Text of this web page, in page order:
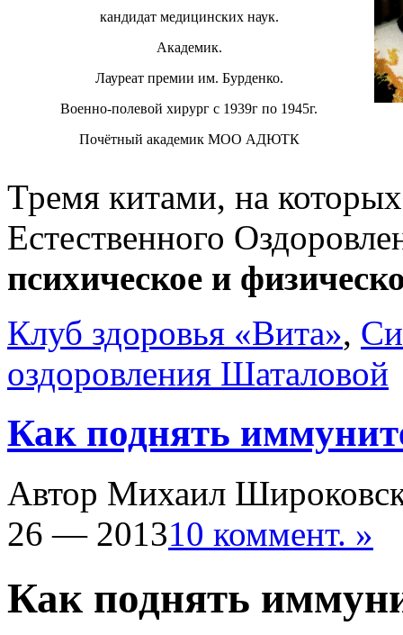
кандидат медицинских наук.
Академик.
Лауреат премии им. Бурденко.
Военно-полевой хирург с 1939г по 1945г.
Почётный академик МОО АДЮТК
Тремя китами, на
Естественного
психическое и
Клуб здоровья «Вита»,
оздоровления Шаталовой
Как поднять
Автор Михаил
26 — 201310 коммент. »
Как поднять